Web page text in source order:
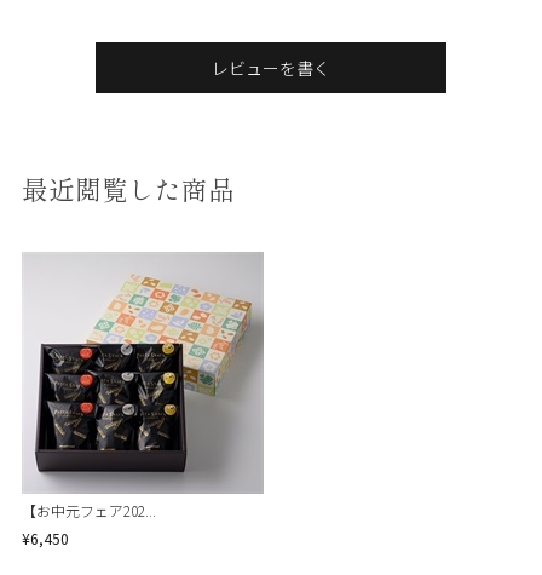
レビューを書く
最近閲覧した商品
【お中元フェア202...
¥6,450